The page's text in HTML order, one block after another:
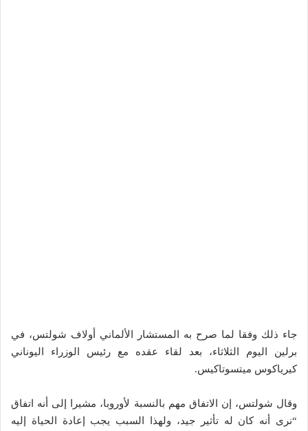
جاء ذلك وفقا لما صرح به المستشار الألماني أولاف شولتس، في
برلين اليوم الثلاثاء، بعد لقاء عقده مع رئيس الوزراء اليوناني
كيرياكوس ميتسوتاكيس.
وقال شولتس، إن الاتفاق مهم بالنسبة لأوروبا، مشيرا إلى أنه اتفاق
“نرى أنه كان له تأثير جيد، ولهذا السبب يجب إعادة الحياة إليه